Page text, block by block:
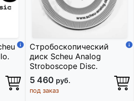
Стробоскопический
диск Scheu Analog
Stroboscope Disc.
5 460 руб.
под заказ